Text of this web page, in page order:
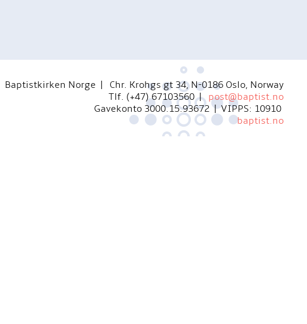
Baptistkirken Norge | Chr. Krohgs gt 34, N-0186 Oslo, Norway
Tlf. (+47) 67103560 | post@baptist.no
Gavekonto 3000.15.93672 | VIPPS: 10910
baptist.no